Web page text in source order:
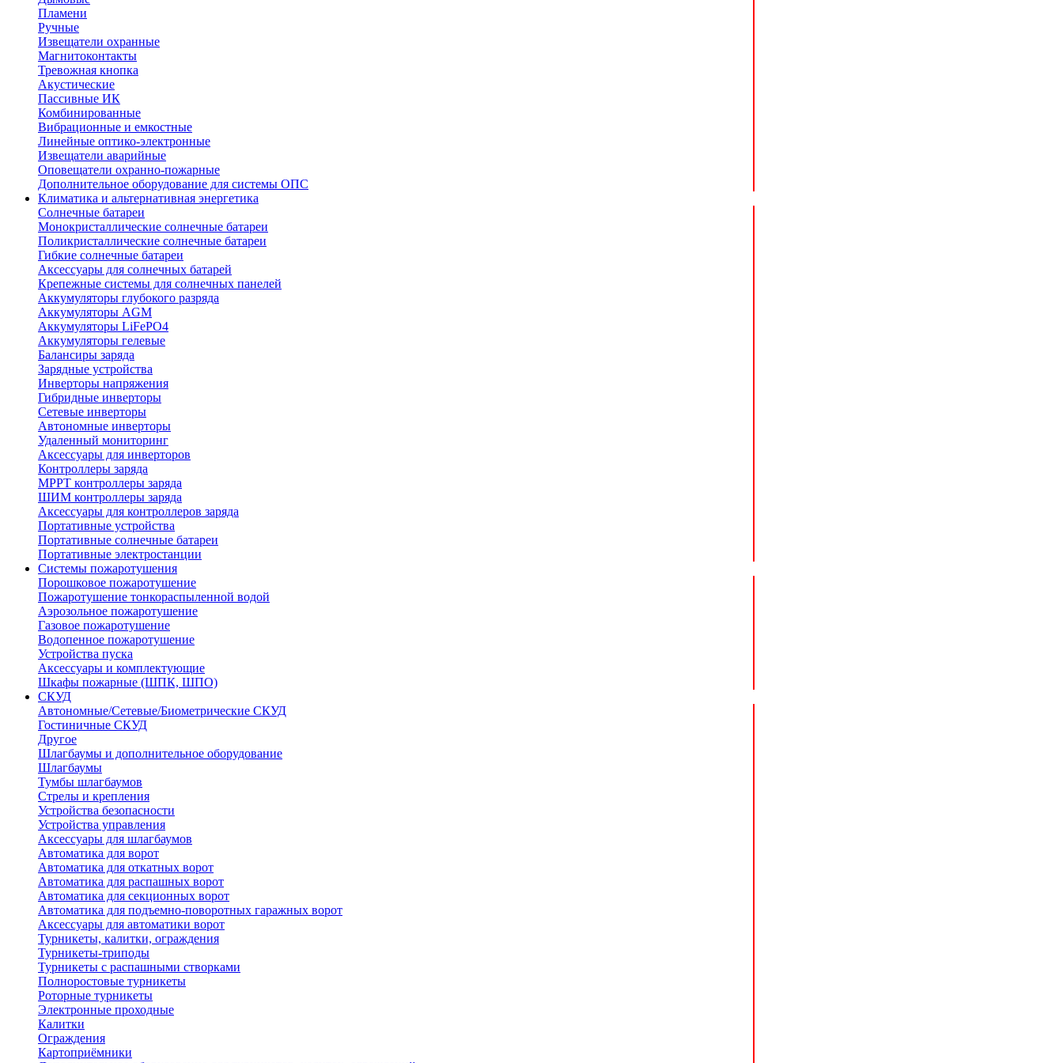
Пламени
Ручные
Извещатели охранные
Магнитоконтакты
Тревожная кнопка
Акустические
Пассивные ИК
Комбинированные
Вибрационные и емкостные
Линейные оптико-электронные
Извещатели аварийные
Оповещатели охранно-пожарные
Дополнительное оборудование для системы ОПС
Климатика и альтернативная энергетика
Солнечные батареи
Монокристаллические солнечные батареи
Поликристаллические солнечные батареи
Гибкие солнечные батареи
Аксессуары для солнечных батарей
Крепежные системы для солнечных панелей
Аккумуляторы глубокого разряда
Аккумуляторы AGM
Аккумуляторы LiFePO4
Аккумуляторы гелевые
Балансиры заряда
Зарядные устройства
Инверторы напряжения
Гибридные инверторы
Сетевые инверторы
Автономные инверторы
Удаленный мониторинг
Аксессуары для инверторов
Контроллеры заряда
MPPT контроллеры заряда
ШИМ контроллеры заряда
Аксессуары для контроллеров заряда
Портативные устройства
Портативные солнечные батареи
Портативные электростанции
Системы пожаротушения
Порошковое пожаротушение
Пожаротушение тонкораспыленной водой
Аэрозольное пожаротушение
Газовое пожаротушение
Водопенное пожаротушение
Устройства пуска
Аксессуары и комплектующие
Шкафы пожарные (ШПК, ШПО)
СКУД
Автономные/Сетевые/Биометрические СКУД
Гостиничные СКУД
Другое
Шлагбаумы и дополнительное оборудование
Шлагбаумы
Тумбы шлагбаумов
Стрелы и крепления
Устройства безопасности
Устройства управления
Аксессуары для шлагбаумов
Автоматика для ворот
Автоматика для откатных ворот
Автоматика для распашных ворот
Автоматика для секционных ворот
Автоматика для подъемно-поворотных гаражных ворот
Аксессуары для автоматики ворот
Турникеты, калитки, ограждения
Турникеты-триподы
Турникеты с распашными створками
Полноростовые турникеты
Роторные турникеты
Электронные проходные
Калитки
Ограждения
Картоприёмники